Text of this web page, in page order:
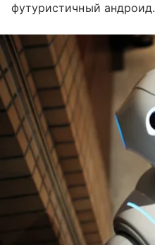
футуристичный андроид.